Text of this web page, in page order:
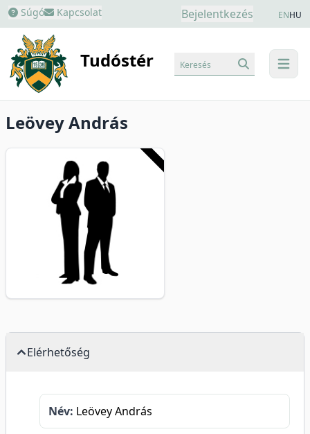
Súgó Kapcsolat Bejelentkezés ENHU
Tudóstér menu
Keresés
Leövey András
Elérhetőség
Név: Leövey András